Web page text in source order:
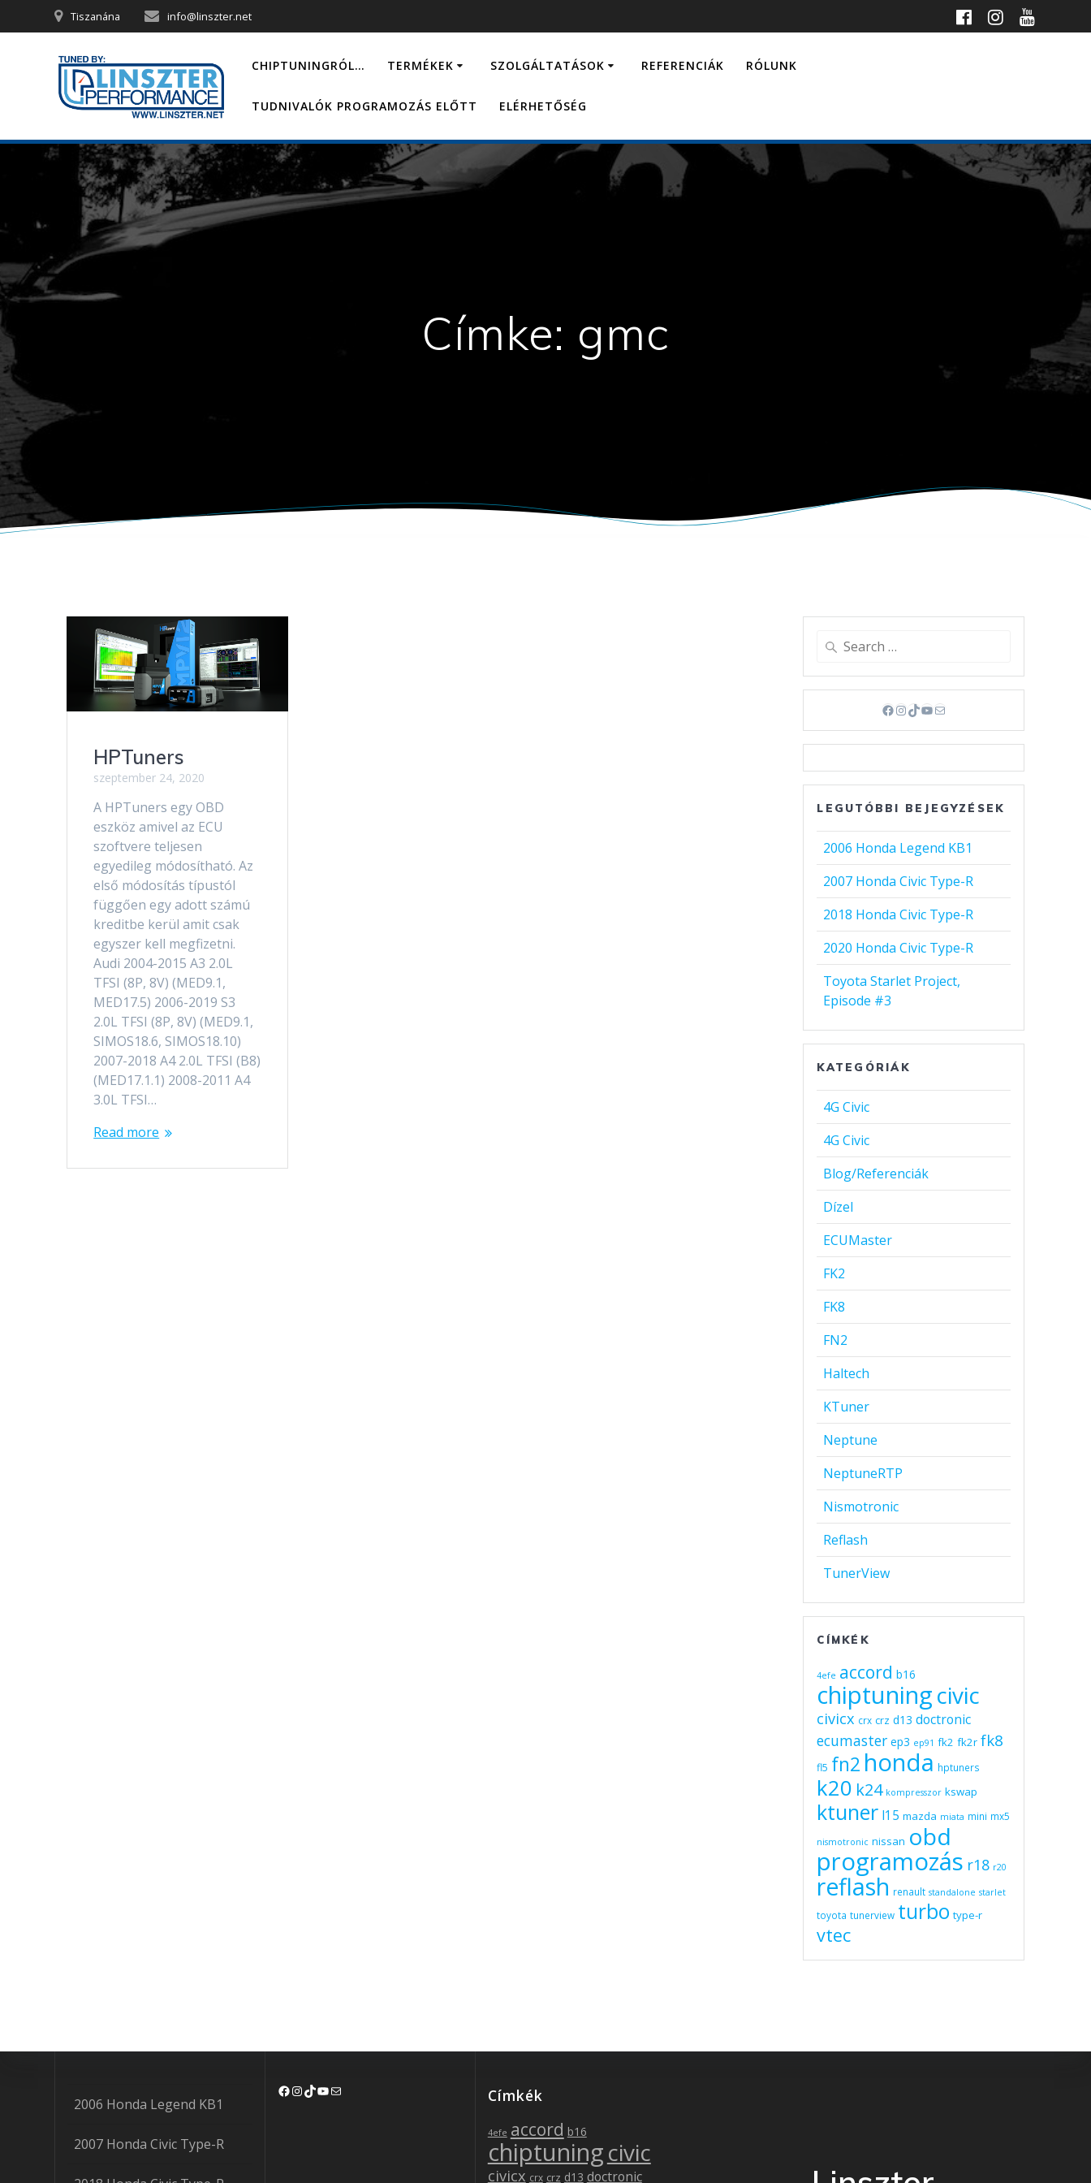
to
Tiszanána info@linszter.net
CHIPTUNINGRÓL… TERMÉKEK SZOLGÁLTATÁSOK REFERENCIÁK RÓLUNK
TUDNIVALÓK PROGRAMOZÁS ELŐTT ELÉRHETŐSÉG
Címke: gmc
HPTuners
szeptember 24, 2020
A HPTuners egy OBD
eszköz amivel az ECU
szoftvere teljesen
egyedileg módosítható. Az
első módosítás típustól
függően egy adott számú
kreditbe kerül amit csak
egyszer kell megfizetni.
Audi 2004-2015 A3 2.0L
TFSI (8P, 8V) (MED9.1,
MED17.5) 2006-2019 S3
2.0L TFSI (8P, 8V) (MED9.1,
SIMOS18.6, SIMOS18.10)
2007-2018 A4 2.0L TFSI (B8)
(MED17.1.1) 2008-2011 A4
3.0L TFSI…
Read more
Search
Facebook
Instagram
TikTok
YouTube
Mail
LEGUTÓBBI BEJEGYZÉSEK
2006 Honda Legend KB1
2007 Honda Civic Type-R
2018 Honda Civic Type-R
2020 Honda Civic Type-R
Toyota Starlet Project,
Episode #3
KATEGÓRIÁK
4G Civic
4G Civic
Blog/Referenciák
Dízel
ECUMaster
FK2
FK8
FN2
Haltech
KTuner
Neptune
NeptuneRTP
Nismotronic
Reflash
TunerView
CÍMKÉK
4efe accord b16
chiptuningcivic
civicx crx crz d13 doctronic
ecumaster ep3 ep91 fk2 fk2r fk8
fl5 fn2 honda hptuners
k20 k24 kompresszor kswap
ktuner l15 mazda miata mini mx5
nismotronic nissan obd
programozás r18 r20
reflash renault standalone starlet
toyota tunerview turbo type-r
vtec
2006 Honda Legend KB1
2007 Honda Civic Type-R
Facebook
Instagram
TikTok
YouTube
Mail Címkék
4efe accord b16
chiptuningcivic
civicx crx crz d13 doctronic